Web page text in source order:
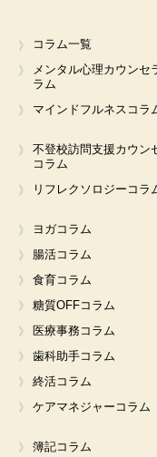
コラム一覧
メンタル心理カウンセ
ラム
マインドフルネスコラ
不登校訪問支援カウン
コラム
リフレクソロジーコラ
ヨガコラム
腸活コラム
食育コラム
糖質OFFコラム
医療事務コラム
歯科助手コラム
終活コラム
ケアマネジャーコラム
簿記コラム